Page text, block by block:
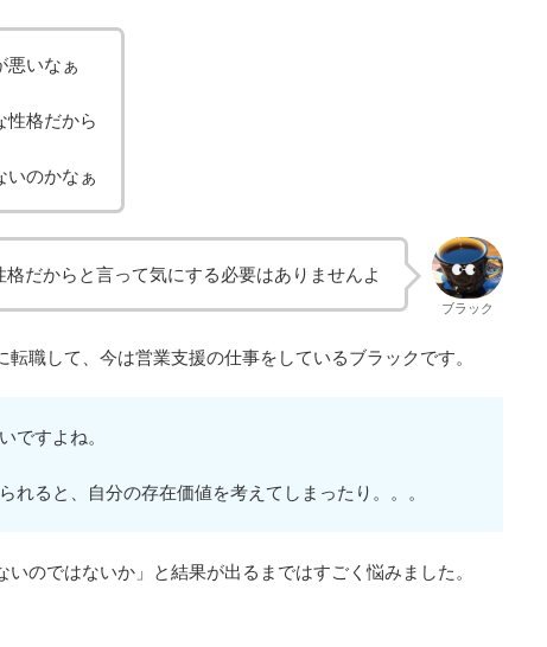
悪いなぁ
性格だから
いのかなぁ
格だからと言って気にする必要はありませんよ
ブラック
職して、今は営業支援の仕事をしているブラックです。
ですよね。
れると、自分の存在価値を考えてしまったり。。。
のではないか」と結果が出るまではすごく悩みました。